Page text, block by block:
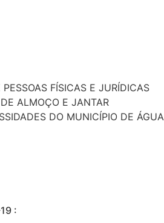
FÍSICAS E JURÍDICAS
ALMOÇO E JANTAR
DO MUNICÍPIO DE ÁGUA
:​